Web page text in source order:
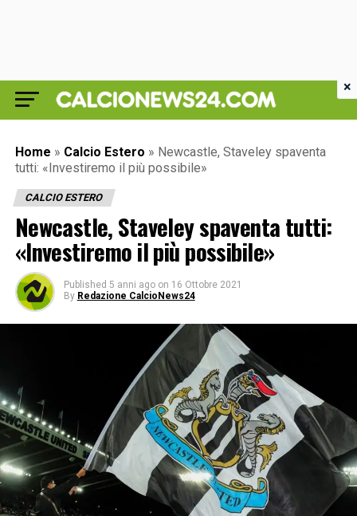
Home » Calcio Estero » Newcastle, Staveley spaventa
tutti: «Investiremo il più possibile»
CALCIO ESTERO
Newcastle, Staveley spaventa tutti:
«Investiremo il più possibile»
Published 5 anni ago on 16 Ottobre 2021
By Redazione CalcioNews24
×